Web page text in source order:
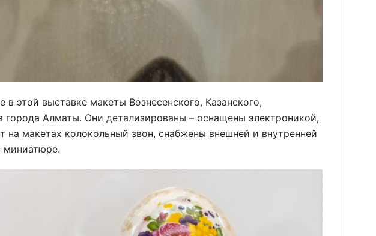
этой выставке макеты Вознесенского, Казанского,
города Алматы. Они детализированы – оснащены электроникой,
на макетах колокольный звон, снабжены внешней и внутренней
миниатюре.